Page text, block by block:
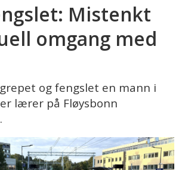
Mistenkt
omgang med
og fengslet en mann i
lærer på Fløysbonn